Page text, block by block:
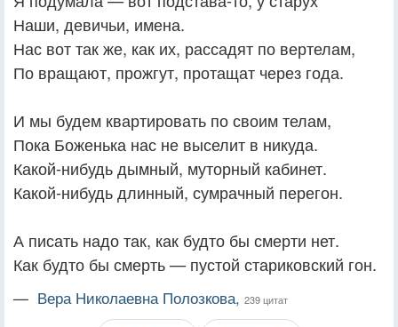
Наши, девичьи, имена.
Нас вот так же, как их, рассадят по вертелам,
По вращают, прожгут, протащат через года.
И мы будем квартировать по своим телам,
Пока Боженька нас не выселит в никуда.
Какой-нибудь дымный, муторный кабинет.
Какой-нибудь длинный, сумрачный перегон.
А писать надо так, как будто бы смерти нет.
Как будто бы смерть — пустой стариковский гон.
— Вера Николаевна Полозкова, 239 цитат